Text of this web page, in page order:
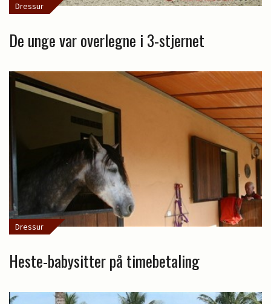
Dressur
De unge var overlegne i 3-stjernet
Dressur
Heste-babysitter på timebetaling